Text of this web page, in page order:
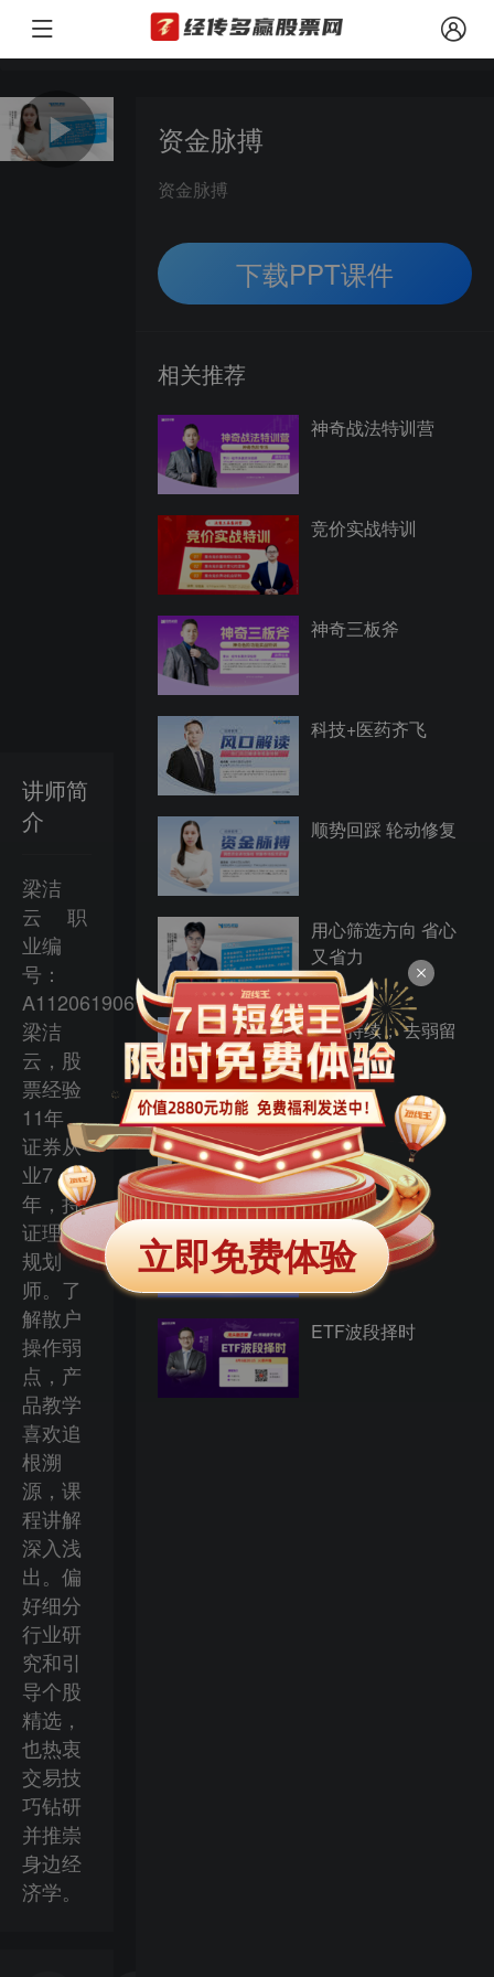
本文观点由经传多赢投资顾问 梁洁云（投顾执业编号：A1120619060027；
讲师简
介
梁洁
云
职
业编
号：
A1120619060027，
梁洁
云，股
票经验
11年，
证券从
业7
年，持
证理财
规划
师。了
解散户
操作弱
点，产
品教学
喜欢追
根溯
源，课
程讲解
深入浅
出。偏
好细分
行业研
究和引
导个股
精选，
也热衷
交易技
巧钻研
并推崇
身边经
济学。
资金脉搏
资金脉搏
下载PPT课件
相关推荐
神奇战法特训营
竞价实战特训
神奇三板斧
科技+医药齐飞
顺势回踩 轮动修复
用心筛选方向 省心
又省力
反弹持续， 去弱留
强
震荡
资金推动论
ETF波段择时
立即免费体验